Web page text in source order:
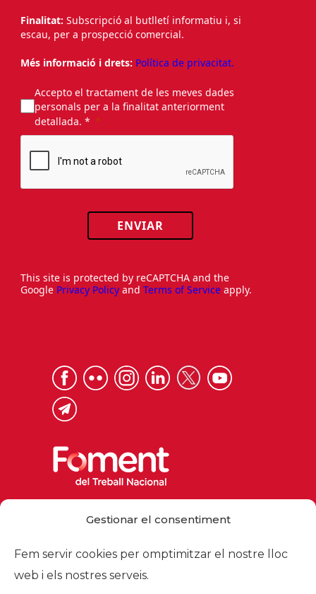
Gestionar el consentiment
Fem servir cookies per omptimitzar el nostre lloc
web i els nostres serveis.
Finalitat: Subscripció al butlletí informatiu i, si
escau, per a prospecció comercial.
Més informació i drets: Política de privacitat.
Accepto el tractament de les meves dades
personals per a la finalitat anteriorment
detallada. *
ENVIAR
This site is protected by reCAPTCHA and the
Google Privacy Policy and Terms of Service apply.
foment@foment.com